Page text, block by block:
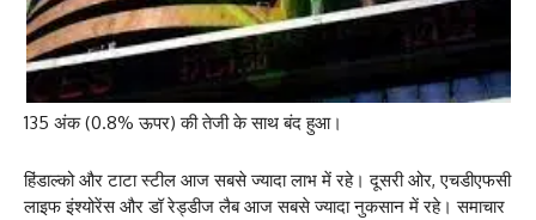
135 अंक (0.8% ऊपर) की तेजी के साथ बंद हुआ।
हिंडाल्को और टाटा स्टील आज सबसे ज्यादा लाभ में रहे। दूसरी ओर, एचडीएफसी
लाइफ इंश्योरेंस और डॉ रेड्डीज लैब आज सबसे ज्यादा नुकसान में रहे। समाचार